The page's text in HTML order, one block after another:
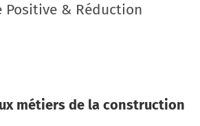
Positive & Réduction
métiers de la construction